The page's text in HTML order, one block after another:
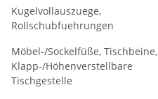
Kugelvollauszuege,
Rollschubfuehrungen
Möbel-/Sockelfüße, Tischbeine,
Klapp-/Höhenverstellbare
Tischgestelle